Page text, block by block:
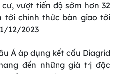
vượt tiến độ sớm hơn 32
tới chính thức bàn giao tới
12/2023
Á áp dụng kết cấu Diagrid
đến những giá trị đặc